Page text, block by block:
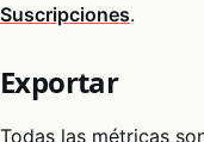
Suscripciones.
Exportar
Todas las métricas